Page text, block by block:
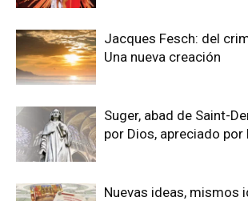
Jacques Fesch: del
Una nueva creación
Suger, abad de Saint-
por Dios, apreciado
Nuevas ideas, mismos